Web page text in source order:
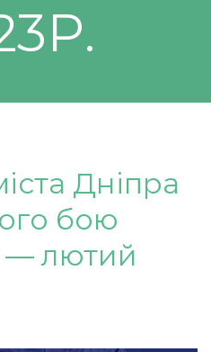
Дніпра
бою
— лютий